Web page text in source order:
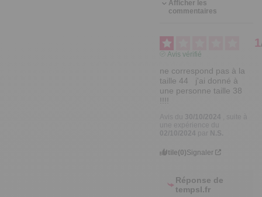
Afficher les
commentaires
1
Avis vérifié
ne correspond pas à la
taille 44   j'ai donné à
une personne taille 38
!!!!
30/10/2024
une expérience du
02/10/2024
par N.S.
Utile(0)Signaler
Réponse de
tempsl.fr